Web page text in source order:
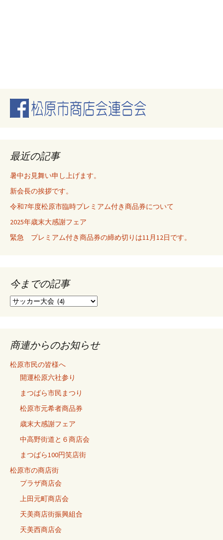
最近の記事
暑中お見舞い申し上げます。
新会長の挨拶です。
令和7年度松原市臨時プレミアム付き商品券について
2025年歳末大感謝フェア
緊急 プレミアム付き商品券の締め切りは11月12日です。
今までの記事
今
記
事
商連からのお知らせ
松原市民の皆様へ
開運松原六社参り
まつばら市民まつり
松原市元希者商品券
歳末大感謝フェア
中高野街道と６商店会
まつばら100円笑店街
松原市の商店街
プラザ商店会
上田元町商店会
天美商店街振興組合
天美西商店会